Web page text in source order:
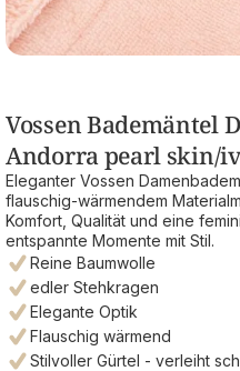
Vossen Bademäntel
Andorra pearl skin/
Eleganter Vossen
flauschig-wärmendem
Komfort, Qualität und eine
entspannte Momente mit Stil.
Reine Baumwolle
edler Stehkragen
Elegante Optik
Flauschig wärmend
Stilvoller Gürtel - verleiht